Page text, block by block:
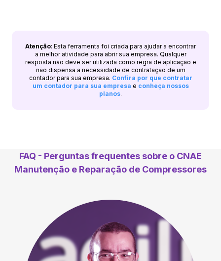
Atenção: Esta ferramenta foi criada para ajudar a encontrar
a melhor atividade para abrir sua empresa. Qualquer
resposta não deve ser utilizada como regra de aplicação e
não dispensa a necessidade de contratação de um
contador para sua empresa. Confira por que contratar
um contador para sua empresa e conheça nossos
planos.
FAQ - Perguntas frequentes sobre o CNAE
Manutenção e Reparação de Compressores